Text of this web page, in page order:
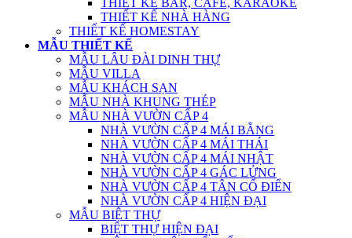
THIẾT KẾ BAR, CAFE, KARAOKE
THIẾT KẾ NHÀ HÀNG
THIẾT KẾ HOMESTAY
MẪU THIẾT KẾ
MẪU LÂU ĐÀI DINH THỰ
MẪU VILLA
MẪU KHÁCH SẠN
MẪU NHÀ KHUNG THÉP
MẪU NHÀ VƯỜN CẤP 4
NHÀ VƯỜN CẤP 4 MÁI BẰNG
NHÀ VƯỜN CẤP 4 MÁI THÁI
NHÀ VƯỜN CẤP 4 MÁI NHẬT
NHÀ VƯỜN CẤP 4 GÁC LỬNG
NHÀ VƯỜN CẤP 4 TÂN CỔ ĐIỂN
NHÀ VƯỜN CẤP 4 HIỆN ĐẠI
MẪU BIỆT THỰ
BIỆT THỰ HIỆN ĐẠI